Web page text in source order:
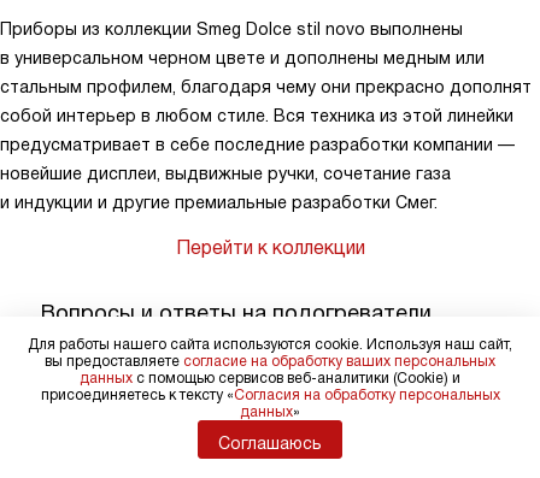
Приборы из коллекции Smeg Dolce stil novo выполнены
в универсальном черном цвете и дополнены медным или
стальным профилем, благодаря чему они прекрасно дополнят
собой интерьер в любом стиле. Вся техника из этой линейки
предусматривает в себе последние разработки компании —
новейшие дисплеи, выдвижные ручки, сочетание газа
и индукции и другие премиальные разработки Смег.
Перейти к коллекции
Вопросы и ответы на подогреватели
посуды Smeg
Вопросов по этой категории пока
нет, Ваш вопрос может стать
Для работы нашего сайта используются cookie. Используя наш сайт,
вы предоставляете согласие на обработку ваших персональных
данных с помощью сервисов веб-аналитики (Cookie) и
присоединяетесь к тексту «Согласия на обработку персональных
данных»
Соглашаюсь